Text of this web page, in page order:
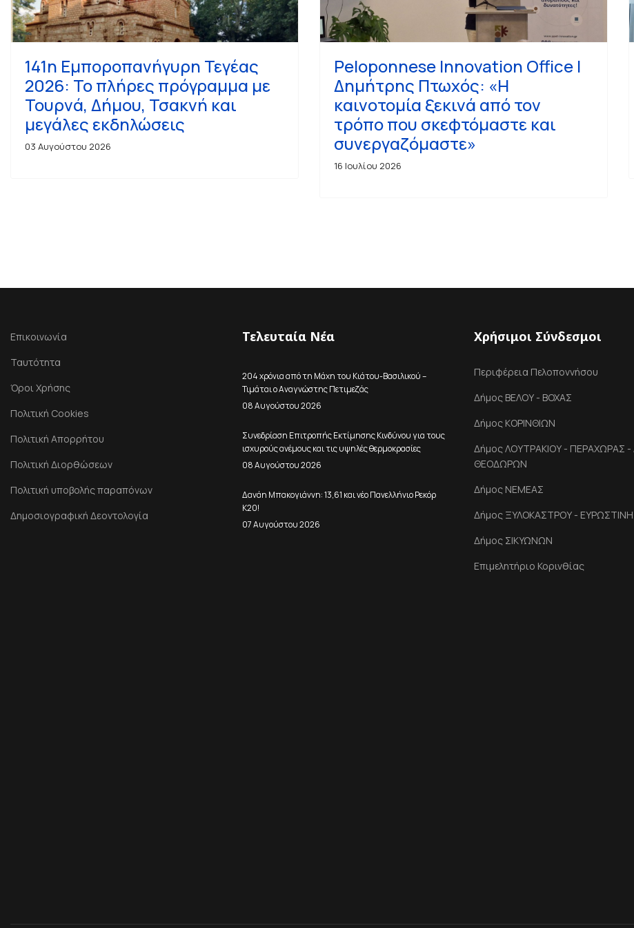
141η Εμποροπανήγυρη Τεγέας
2026: Το πλήρες πρόγραμμα με
Τουρνά, Δήμου, Τσακνή και
μεγάλες εκδηλώσεις
03 Αυγούστου 2026
Peloponnese Innovation Office |
Δημήτρης Πτωχός: «Η
καινοτομία ξεκινά από τον
τρόπο που σκεφτόμαστε και
συνεργαζόμαστε»
16 Ιουλίου 2026
Επικοινωνία
Ταυτότητα
Όροι Χρήσης
Πολιτική Cookies
Πολιτική Απορρήτου
Πολιτική Διορθώσεων
Πολιτική υποβολής παραπόνων
Δημοσιογραφική Δεοντολογία
Τελευταία Νέα
204 χρόνια από τη Μάχη του Κιάτου-Βασιλικού –
Τιμάται ο Αναγνώστης Πετιμεζάς
08 Αυγούστου 2026
Συνεδρίαση Επιτροπής Εκτίμησης Κινδύνου για τους
ισχυρούς ανέμους και τις υψηλές θερμοκρασίες
08 Αυγούστου 2026
Δανάη Μπακογιάννη: 13,61 και νέο Πανελλήνιο Ρεκόρ
Κ20!
07 Αυγούστου 2026
Χρήσιμοι Σύνδεσμοι
Περιφέρεια Πελοποννήσου
Δήμος ΒΕΛΟΥ - ΒΟΧΑΣ
Δήμος ΚΟΡΙΝΘΙΩΝ
Δήμος ΛΟΥΤΡΑΚΙΟΥ - ΠΕΡΑΧΩΡΑΣ -
ΘΕΟΔΩΡΩΝ
Δήμος ΝΕΜΕΑΣ
Δήμος ΞΥΛΟΚΑΣΤΡΟΥ -
Δήμος ΣΙΚΥΩΝΩΝ
Επιμελητήριο Κορινθίας